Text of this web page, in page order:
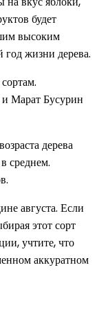
будет
высоким
год жизни дерева.
Марат Бусурин
дерева
среднем.
августа. Если
этот сорт
учтите, что
аккуратном